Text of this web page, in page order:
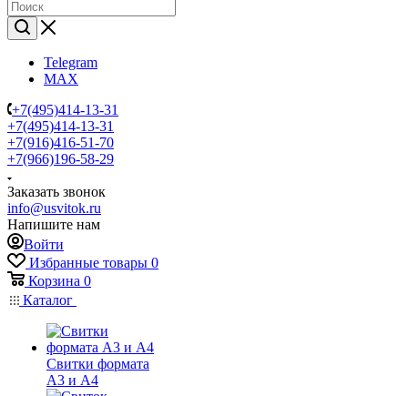
Telegram
MAX
+7(495)414-13-31
+7(495)414-13-31
+7(916)416-51-70
+7(966)196-58-29
Заказать звонок
info@usvitok.ru
Напишите нам
Войти
Избранные товары 0
Корзина 0
Каталог
Свитки формата
А3 и А4